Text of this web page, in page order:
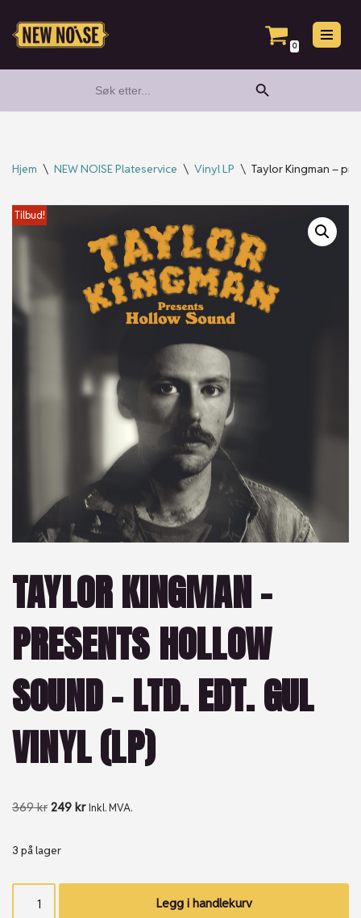
Hopp
0
for:
Search Button
Hjem \ NEW NOISE Plateservice \ Vinyl LP \ Taylor Kingman –
Tilbud!
TAYLOR KINGMAN –
PRESENTS HOLLOW
SOUND – LTD. EDT. GUL
VINYL (LP)
369kr 249 kr Inkl. MVA.
3 på lager
Legg i handlekurv